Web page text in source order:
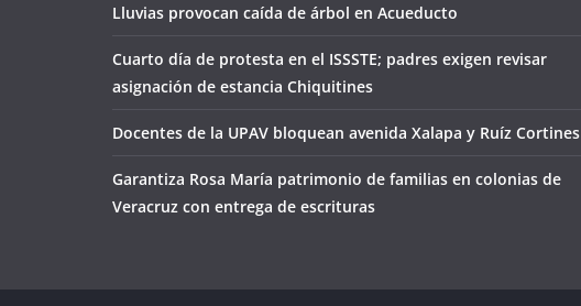
Lluvias provocan caída de árbol en Acueducto
Cuarto día de protesta en el ISSSTE; padres exigen revisar
asignación de estancia Chiquitines
Docentes de la UPAV bloquean avenida Xalapa y Ruíz Cortines
Garantiza Rosa María patrimonio de familias en colonias de
Veracruz con entrega de escrituras